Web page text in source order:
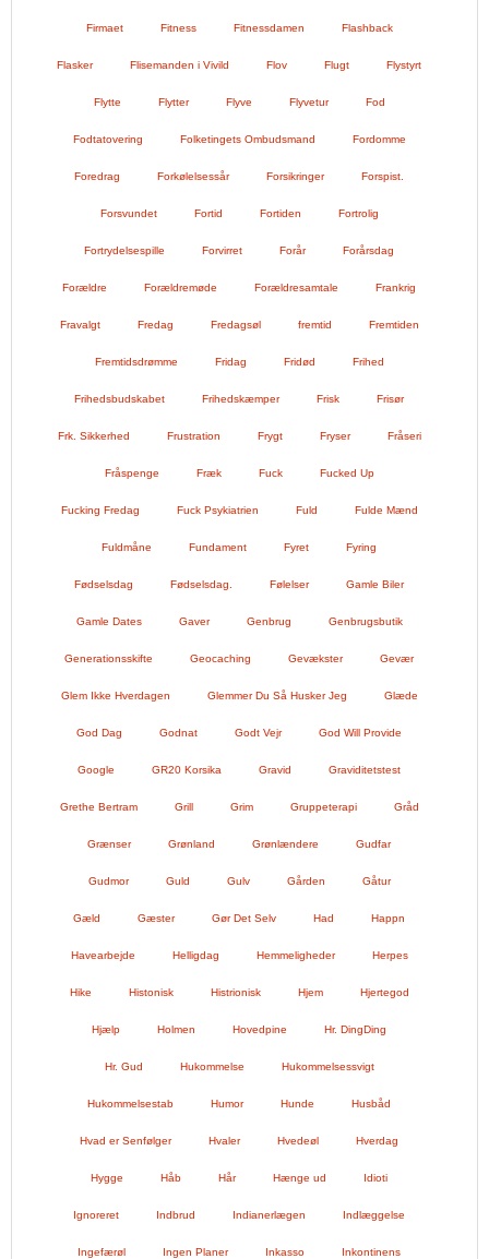
Firmaet Fitness Fitnessdamen Flashback
Flasker Flisemanden i Vivild Flov Flugt Flystyrt
Flytte Flytter Flyve Flyvetur Fod
Fodtatovering Folketingets Ombudsmand Fordomme
Foredrag Forkølelsessår Forsikringer Forspist.
Forsvundet Fortid Fortiden Fortrolig
Fortrydelsespille Forvirret Forår Forårsdag
Forældre Forældremøde Forældresamtale Frankrig
Fravalgt Fredag Fredagsøl fremtid Fremtiden
Fremtidsdrømme Fridag Fridød Frihed
Frihedsbudskabet Frihedskæmper Frisk Frisør
Frk. Sikkerhed Frustration Frygt Fryser Fråseri
Fråspenge Fræk Fuck Fucked Up
Fucking Fredag Fuck Psykiatrien Fuld Fulde Mænd
Fuldmåne Fundament Fyret Fyring
Fødselsdag Fødselsdag. Følelser Gamle Biler
Gamle Dates Gaver Genbrug Genbrugsbutik
Generationsskifte Geocaching Gevækster Gevær
Glem Ikke Hverdagen Glemmer Du Så Husker Jeg Glæde
God Dag Godnat Godt Vejr God Will Provide
Google GR20 Korsika Gravid Graviditetstest
Grethe Bertram Grill Grim Gruppeterapi Gråd
Grænser Grønland Grønlændere Gudfar
Gudmor Guld Gulv Gården Gåtur
Gæld Gæster Gør Det Selv Had Happn
Havearbejde Helligdag Hemmeligheder Herpes
Hike Histonisk Histrionisk Hjem Hjertegod
Hjælp Holmen Hovedpine Hr. DingDing
Hr. Gud Hukommelse Hukommelsessvigt
Hukommelsestab Humor Hunde Husbåd
Hvad er Senfølger Hvaler Hvedeøl Hverdag
Hygge Håb Hår Hænge ud Idioti
Ignoreret Indbrud Indianerlægen Indlæggelse
Ingefærøl Ingen Planer Inkasso Inkontinens